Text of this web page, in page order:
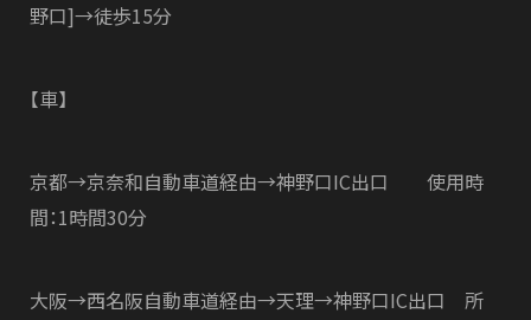
野口]→徒歩15分
【車】
京都→京奈和自動車道経由→神野口IC出口 使用時
間：1時間30分
大阪→西名阪自動車道経由→天理→神野口IC出口 所